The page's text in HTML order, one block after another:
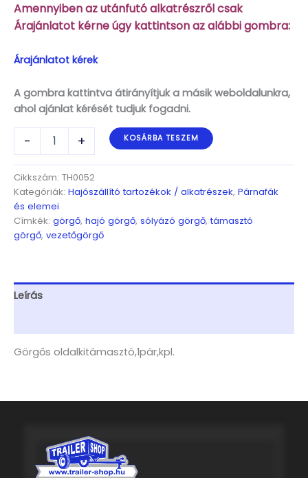
Amennyiben az utánfutó alkatrészről csak
Árajánlatot kérne úgy kattintson az alábbi gombra:
Árajánlatot kérek
A gombra kattintva átirányítjuk a másik weboldalunkra,
ahol ajánlat kérését tudjuk fogadni.
-
oldalkitámasztó,
kpl.
KÉRJEN
AJÁNLATOT!
mennyiség
+ KOSÁRBA TESZEM
Cikkszám: TH0052
Kategóriák: Hajószállító tartozékok / alkatrészek, Párnafák
és elemei
Címkék: görgő, hajó görgő, sólyázó görgő,támasztó
görgő, vezetőgörgő
Leírás
Görgős oldalkitámasztó,1pár,kpl.